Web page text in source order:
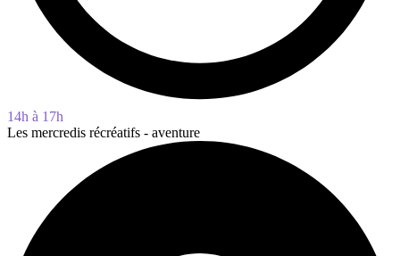
14h à 17h
Les mercredis récréatifs - aventure